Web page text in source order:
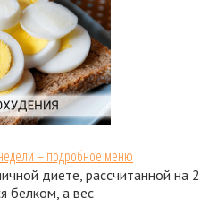
– подробное меню
диете, рассчитанной на 2
белком, а вес